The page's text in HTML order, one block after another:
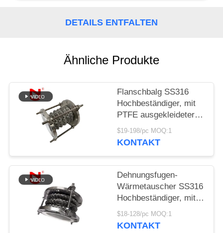
NACHRICHTEN
FORDERN
ZITAT
SITEMAP
DATENSCHUTZRICHTLINIE
DETAILS ENTFALTEN
Ähnliche Produkte
Flanschbalg SS316
Hochbeständiger, mit
PTFE ausgekleideter,
flexibler
Dehnungsverbinder
$19-198/pc MOQ:1
KONTAKT
Dehnungsfugen-
Wärmetauscher SS316
Hochbeständiger, mit
PTFE ausgekleideter,
flexibler Dehnungsfuge
$18-128/pc MOQ:1
KONTAKT